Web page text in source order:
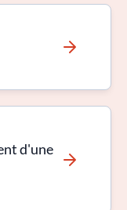
d'une